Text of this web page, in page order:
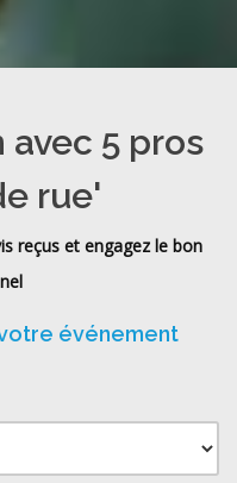
5 pros
rue'
reçus et engagez le bon
événement